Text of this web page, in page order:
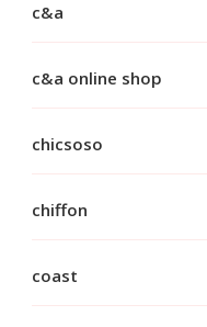
c&a
c&a online shop
chicsoso
chiffon
coast